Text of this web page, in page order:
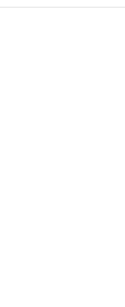
E-mail :